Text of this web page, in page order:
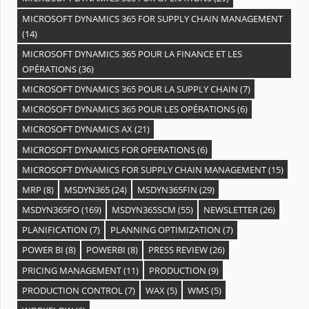
MICROSOFT DYNAMICS 365 FOR SUPPLY CHAIN MANAGEMENT
(14)
MICROSOFT DYNAMICS 365 POUR LA FINANCE ET LES
OPÉRATIONS(36)
MICROSOFT DYNAMICS 365 POUR LA SUPPLY CHAIN (7)
MICROSOFT DYNAMICS 365 POUR LES OPÉRATIONS(6)
MICROSOFT DYNAMICS AX(21)
MICROSOFT DYNAMICS FOR OPERATIONS(6)
MICROSOFT DYNAMICS FOR SUPPLY CHAIN MANAGEMENT(15)
MRP (8) MSDYN365(24) MSDYN365FIN (29)
MSDYN365FO(169) MSDYN365SCM (55) NEWSLETTER(26)
PLANIFICATION (7) PLANNING OPTIMIZATION (7)
POWER BI (8) POWERBI (8) PRESS REVIEW(26)
PRICING MANAGEMENT(11) PRODUCTION (9)
PRODUCTION CONTROL(7) WAX(5) WMS(5)